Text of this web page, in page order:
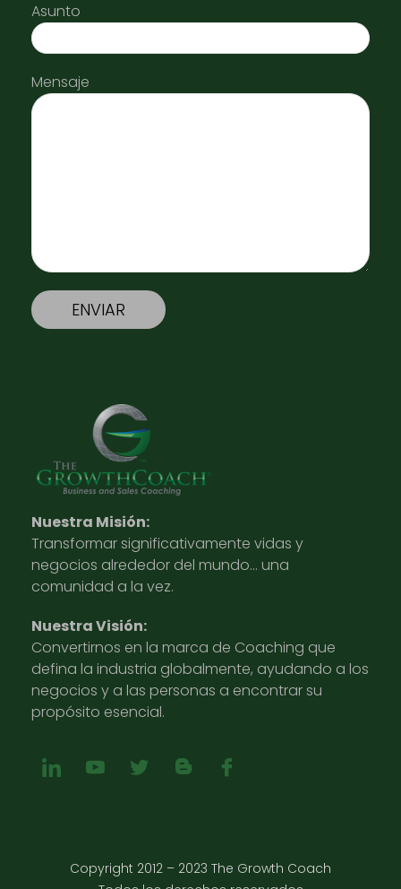
Asunto
Mensaje
Nuestra Misión:
Transformar significativamente vidas y
negocios alrededor del mundo… una
comunidad a la vez.
Nuestra Visión:
Convertirnos en la marca de Coaching que
defina la industria globalmente, ayudando a los
negocios y a las personas a encontrar su
propósito esencial.
Copyright 2012 – 2023 The Growth Coach